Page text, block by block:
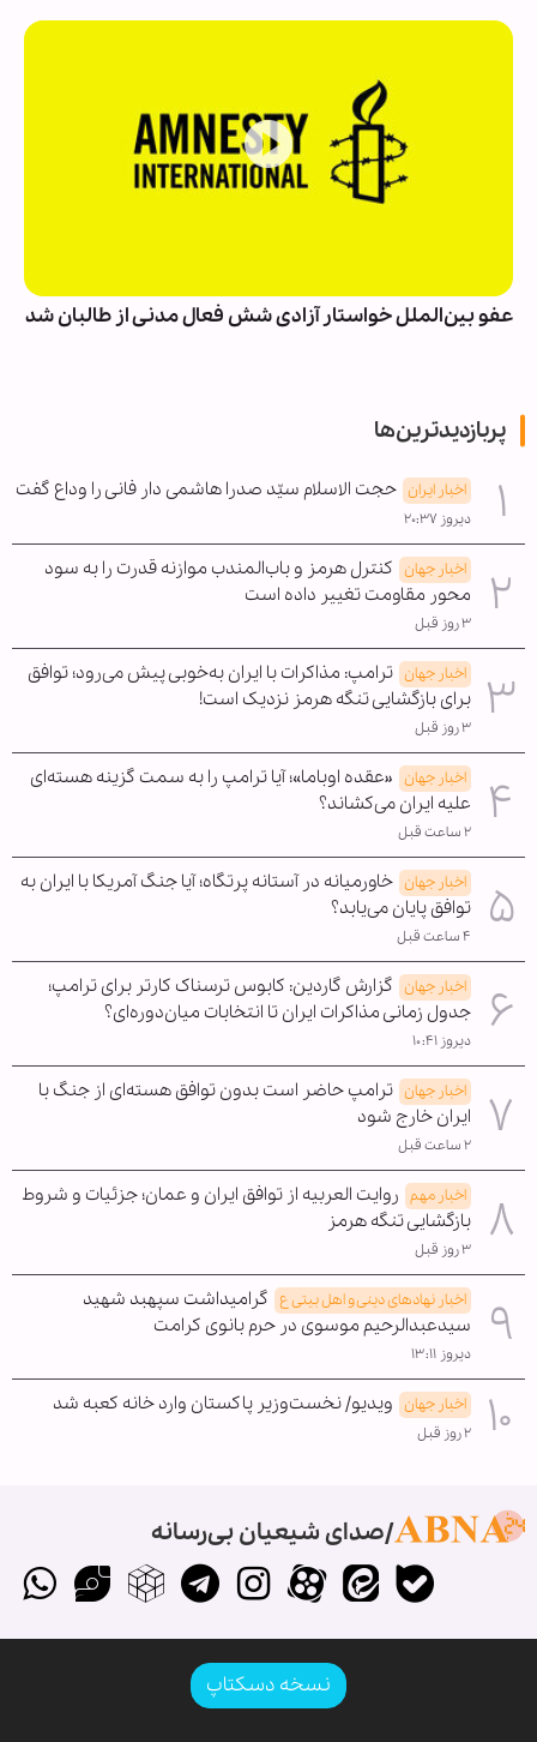
عفو بین‌الملل خواستار آزادی شش فعال مدنی از طالبان شد
پربازدیدترین‌ها
اخبار ایران حجت الاسلام سیّد صدرا هاشمی دار فانی را وداع گفت
دیروز ۲۰:۳۷
اخبار جهان کنترل هرمز و باب‌المندب موازنه قدرت را به سود
محور مقاومت تغییر داده است
۳ روز قبل
اخبار جهان ترامپ: مذاکرات با ایران به‌خوبی پیش می‌رود؛ توافق
برای بازگشایی تنگه هرمز نزدیک است!
۳ روز قبل
اخبار جهان «عقده اوباما»؛ آیا ترامپ را به سمت گزینه هسته‌ای
علیه ایران می‌کشاند؟
۲ ساعت قبل
اخبار جهان خاورمیانه در آستانه پرتگاه؛ آیا جنگ آمریکا با ایران به
توافق پایان می‌یابد؟
۴ ساعت قبل
اخبار جهان گزارش گاردین: کابوس ترسناک کارتر برای ترامپ؛
جدول زمانی مذاکرات ایران تا انتخابات میان‌دوره‌ای؟
دیروز ۱۰:۴۱
اخبار جهان ترامپ حاضر است بدون توافق هسته‌ای از جنگ با
ایران خارج شود
۲ ساعت قبل
اخبار مهم روایت العربیه از توافق ایران و عمان؛ جزئیات و شروط
بازگشایی تنگه هرمز
۳ روز قبل
اخبار نهادهای دینی و اهل بیتی ع گرامیداشت سپهبد شهید
سیدعبدالرحیم موسوی در حرم بانوی کرامت
دیروز ۱۳:۱۱
اخبار جهان ویدیو/ نخست‌وزیر پاکستان وارد خانه کعبه شد
۲ روز قبل
صدای شیعیان بی‌رسانه
نسخه دسکتاپ